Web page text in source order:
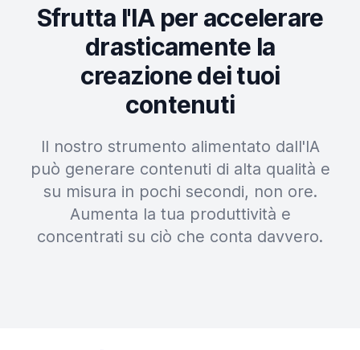
Sfrutta l'IA per accelerare
drasticamente la
creazione dei tuoi
contenuti
Il nostro strumento alimentato dall'IA
può generare contenuti di alta qualità e
su misura in pochi secondi, non ore.
Aumenta la tua produttività e
concentrati su ciò che conta davvero.